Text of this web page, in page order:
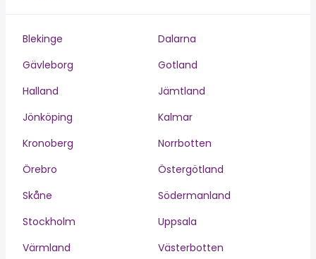
Blekinge
Dalarna
Gävleborg
Gotland
Halland
Jämtland
Jönköping
Kalmar
Kronoberg
Norrbotten
Örebro
Östergötland
Skåne
Södermanland
Stockholm
Uppsala
Värmland
Västerbotten